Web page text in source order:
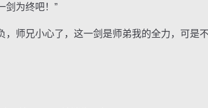
为终吧！”
师兄小心了，这一剑是师弟我的全力，可是